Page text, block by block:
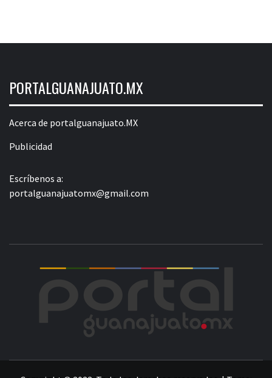
PORTALGUANAJUATO.MX
Acerca de portalguanajuato.MX
Publicidad
Escríbenos a:
portalguanajuatomx@gmail.com